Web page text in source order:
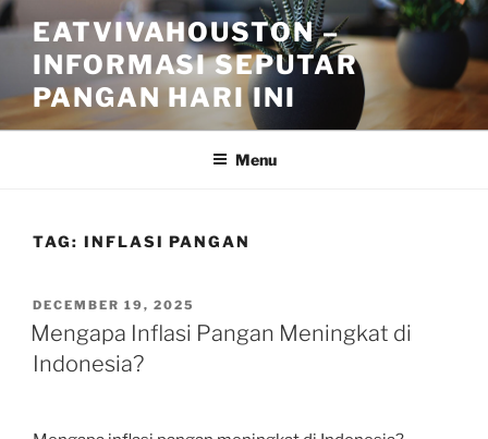
Skip
to
content
EATVIVAHOUSTON –
INFORMASI SEPUTAR
PANGAN HARI INI
Menu
TAG: INFLASI PANGAN
POSTED
ON
DECEMBER 19, 2025
Mengapa Inflasi Pangan Meningkat di
Indonesia?